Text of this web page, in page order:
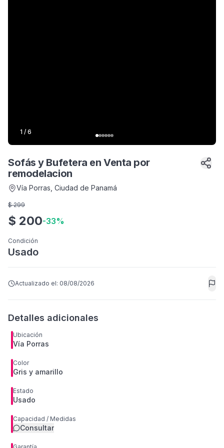
1 / 6
Sofás y Bufetera en Venta por
remodelacion
Vía Porras , Ciudad de Panamá
$ 299
$ 200-33%
Condición
Usado
Actualizado el: 08/08/2026
Detalles adicionales
Ubicación
Vía Porras
Color
Gris y amarillo
Estado
Usado
Capacidad / Medidas
Consultar